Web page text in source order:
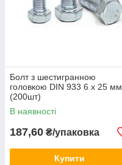
Болт з шестигранною
головкою DIN 933 6 х 25 мм
(200шт)
В наявності
187,60 ₴/упаковка
Купити